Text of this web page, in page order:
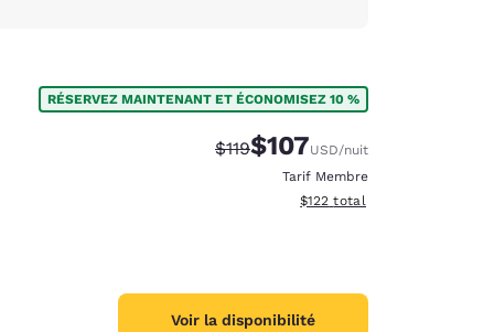
RÉSERVEZ MAINTENANT ET ÉCONOMISEZ 10 %
Tarif barré :
$119Tarif réduit :
$107USD/nuit
Tarif Membre
Afficher les détails du total
$122 total
Voir la disponibilité